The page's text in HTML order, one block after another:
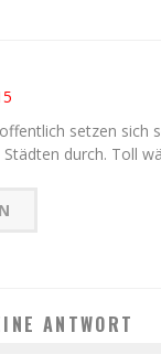
setzen sich
durch. Toll
ANTWORT